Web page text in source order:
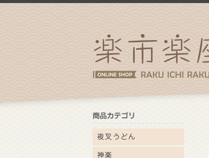
商品カテゴリ
夜叉うどん
神楽